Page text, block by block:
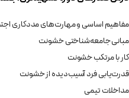
مفاهیم اساسی و مهارت‌های مددکاری
مبانی جامعه‌شناختی خشونت
کار با مرتکب خشونت
قدرت‌یابی فرد آسیب‌دیده از خشونت
مداخلات تیمی